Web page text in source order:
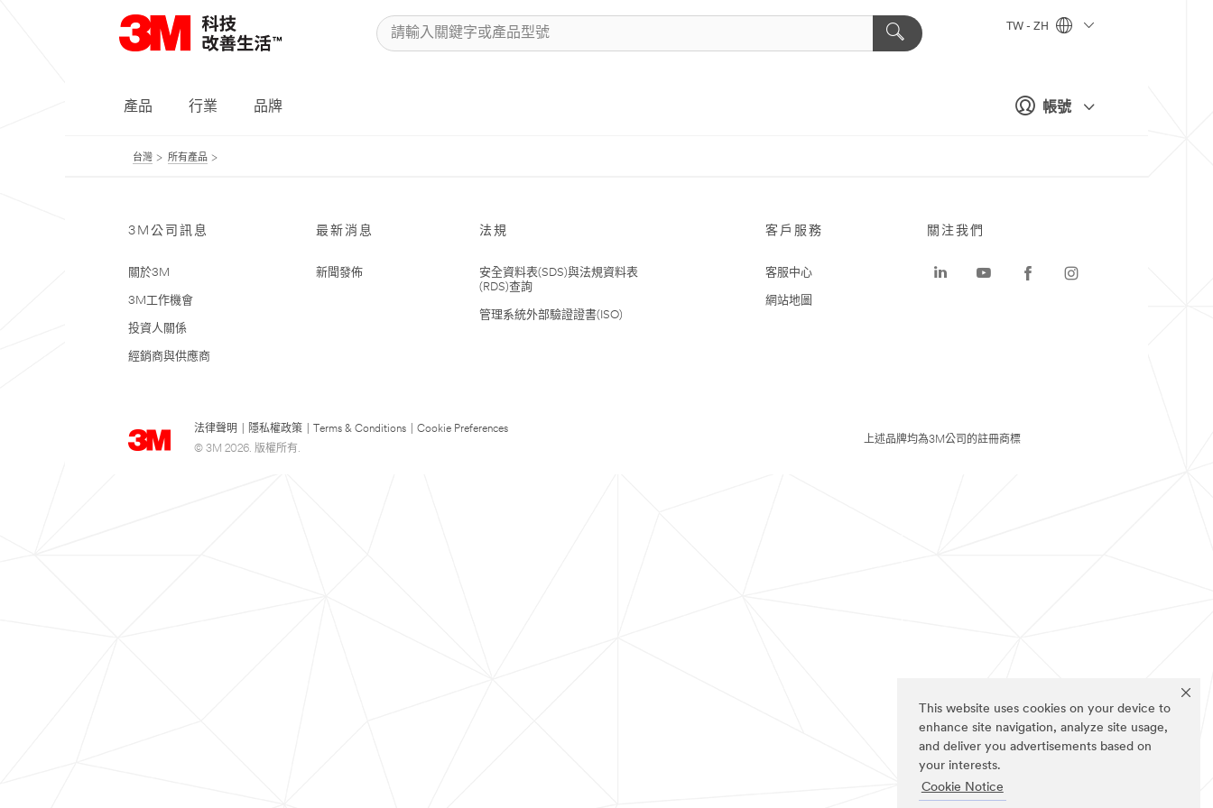
This website uses cookies on your device to
enhance site navigation, analyze site usage,
and deliver you advertisements based on
your interests.
Cookie Notice
帳號
TW - ZH
產品 行業 品牌
台灣 所有產品
3M公司訊息
關於3M
3M工作機會
投資人關係
經銷商與供應商
最新消息
新聞發佈
法規
安全資料表(SDS)與法規資料表
(RDS)查詢
管理系統外部驗證證書(ISO)
客戶服務
客服中心
網站地圖
法律聲明 隱私權政策 Terms & Conditions
Cookie Preferences
© 3M 2026. 版權所有.
關注我們
上述品牌均為3M公司的註冊商標